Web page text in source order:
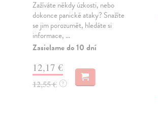
Zažíváte někdy úzkosti, nebo
dokonce panické ataky? Snažíte
se jim porozumět, hledáte si
informace, ...
Zasielame do 10 dní
12,17 €
12,55 € ?